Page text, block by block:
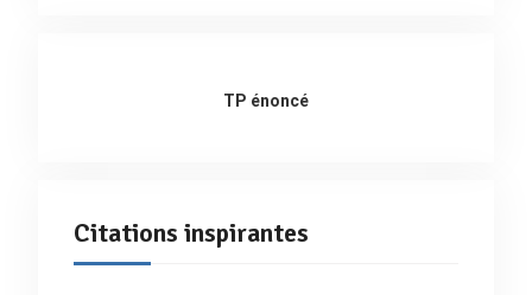
TP énoncé
Citations inspirantes